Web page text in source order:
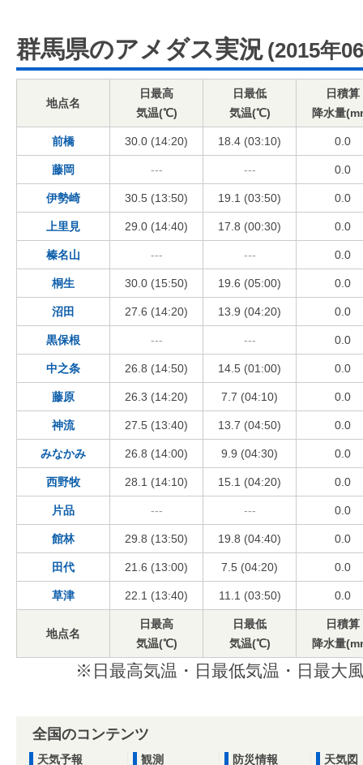
群馬県のアメダス実況 (2015年
地点名
日最高
気温(℃)
日最低
気温(℃)
日積算
降水量
前橋 30.0 (14:20) 18.4 (03:10) 0.0
藤岡 --- --- 0.0
伊勢崎 30.5 (13:50) 19.1 (03:50) 0.0
上里見 29.0 (14:40) 17.8 (00:30) 0.0
榛名山 --- --- 0.0
桐生 30.0 (15:50) 19.6 (05:00) 0.0
沼田 27.6 (14:20) 13.9 (04:20) 0.0
黒保根 --- --- 0.0
中之条 26.8 (14:50) 14.5 (01:00) 0.0
藤原 26.3 (14:20) 7.7 (04:10) 0.0
神流 27.5 (13:40) 13.7 (04:50) 0.0
みなかみ 26.8 (14:00) 9.9 (04:30) 0.0
西野牧 28.1 (14:10) 15.1 (04:20) 0.0
片品 --- --- 0.0
館林 29.8 (13:50) 19.8 (04:40) 0.0
田代 21.6 (13:00) 7.5 (04:20) 0.0
草津 22.1 (13:40) 11.1 (03:50) 0.0
地点名
日最高
気温(℃)
日最低
気温(℃)
日積算
降水量
※日最高気温・日最低気温・日最大
全国のコンテンツ
天気予報 観測 防災情報 天気図